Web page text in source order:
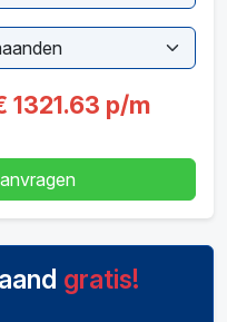
1321.63 p/m
gratis!